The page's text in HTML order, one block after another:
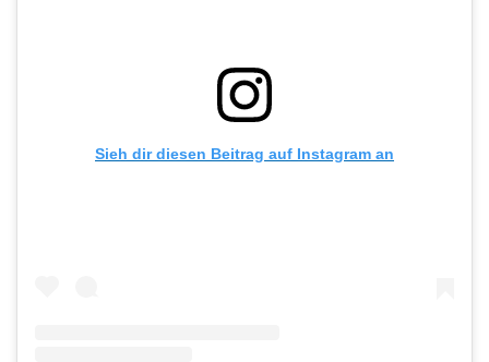
Sieh dir diesen Beitrag auf Instagram an